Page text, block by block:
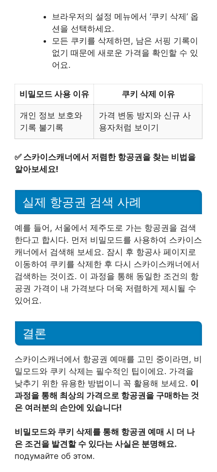
브라우저의 설정 메뉴에서 ‘쿠키 삭제’ 옵
션을 선택하세요.
모든 쿠키를 삭제하면, 남은 서핑 기록이
없기 때문에 새로운 가격을 확인할 수 있
어요.
비밀모드 사용 이유 쿠키 삭제 이유
개인 정보 보호와
기록 불기록
가격 변동 방지와 신규 사
용자처럼 보이기
✅ 스카이스캐너에서 저렴한 항공권을 찾는 비법을
알아보세요!
실제 항공권 검색 사례
예를 들어, 서울에서 제주도로 가는 항공권을 검색
한다고 합시다. 먼저 비밀모드를 사용하여 스카이스
캐너에서 검색해 보세요. 잠시 후 항공사 페이지로
이동하여 쿠키를 삭제한 후 다시 스카이스캐너에서
검색하는 것이죠. 이 과정을 통해 동일한 조건의 항
공권 가격이 내 가격보다 더욱 저렴하게 제시될 수
있어요.
결론
스카이스캐너에서 항공권 예매를 고민 중이라면, 비
밀모드와 쿠키 삭제는 필수적인 팁이에요. 가격을
낮추기 위한 유용한 방법이니 꼭 활용해 보세요. 이
과정을 통해 최상의 가격으로 항공권을 구매하는 것
은 여러분의 손안에 있습니다!
비밀모드와 쿠키 삭제를 통해 항공권 예매 시 더 나
은 조건을 발견할 수 있다는 사실은 분명해요.
подумайте об этом.